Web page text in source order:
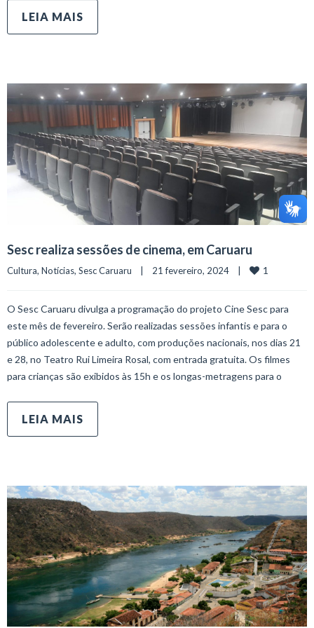
LEIA MAIS
Sesc realiza sessões de cinema, em Caruaru
Cultura, Notícias, Sesc Caruaru
    |    21 fevereiro, 2024    |
1
O Sesc Caruaru divulga a programação do projeto Cine Sesc para
este mês de fevereiro. Serão realizadas sessões infantis e para o
público adolescente e adulto, com produções nacionais, nos dias 21
e 28, no Teatro Rui Limeira Rosal, com entrada gratuita. Os filmes
para crianças são exibidos às 15h e os longas-metragens para o
LEIA MAIS